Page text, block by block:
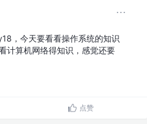
，今天要看看操作系统的知识
计算机网络得知识，感觉还要
点赞